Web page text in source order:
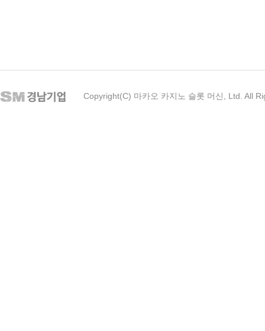
Copyright(C) 마카오 카지노 슬롯 머신, Ltd. All